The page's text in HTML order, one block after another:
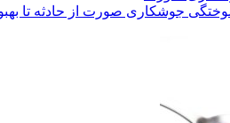
جوشکاری صورت از حادثه تا